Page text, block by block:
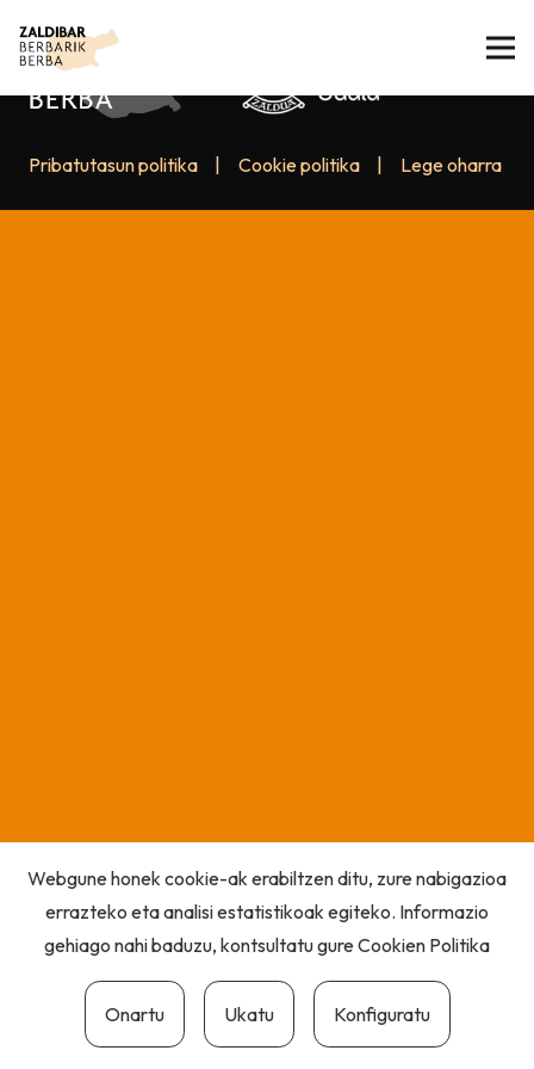
Pribatutasun politika Cookie politika Lege oharra
Webgune honek cookie-ak erabiltzen ditu, zure nabigazioa
errazteko eta analisi estatistikoak egiteko. Informazio
gehiago nahi baduzu, kontsultatu gureCookien Politika
Onartu Ukatu Konfiguratu